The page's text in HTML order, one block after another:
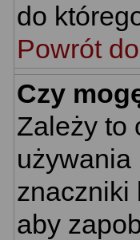
do
Powrót
Czy
Zależy to
używania
znaczniki
aby